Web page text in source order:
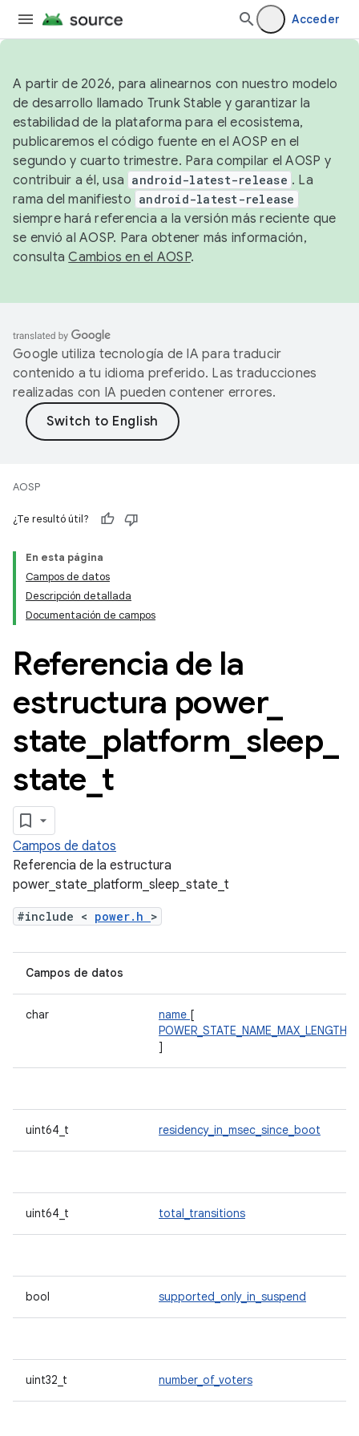
Acceder
A partir de 2026, para alinearnos con nuestro modelo
de desarrollo llamado Trunk Stable y garantizar la
estabilidad de la plataforma para el ecosistema,
publicaremos el código fuente en el AOSP en el
segundo y cuarto trimestre. Para compilar el AOSP y
contribuir a él, usa android-latest-release . La
rama del manifiesto android-latest-release
siempre hará referencia a la versión más reciente que
se envió al AOSP. Para obtener más información,
consultaCambios en el AOSP.
Google utiliza tecnología de IA para traducir
contenido a tu idioma preferido. Las traducciones
realizadas con IA pueden contener errores.
AOSP
¿Te resultó útil?
En esta página
Campos de datos
Descripción detallada
Documentación de campos
Referencia de la
estructura power_
state platform sleep
state t
Campos de datos
Referencia de la estructura
power_state_platform_sleep_state_t
#include < power.h >
Campos de datos
char name [
POWER_STATE_NAME_MAX_LENGTH
]
uint64_t residency_in_msec_since_boot
uint64_t total_transitions
bool supported_only_in_suspend
uint32_t number_of_voters